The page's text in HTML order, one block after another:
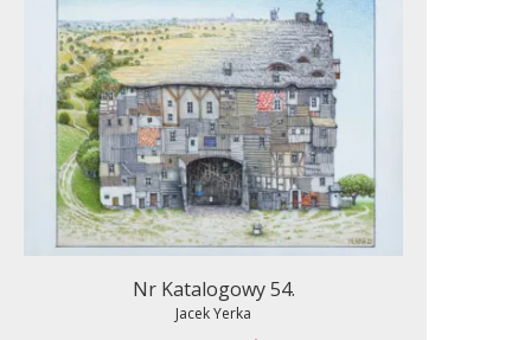
Nr Katalogowy 54.
Jacek Yerka